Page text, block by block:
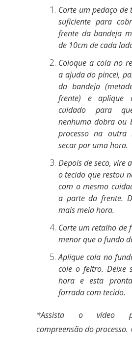
Corte um pedaço de
suficiente para
frente da bandeja
de 10cm de cada
Coloque a cola no
a ajuda do pincel,
da bandeja
frente) e aplique
cuidado para
nenhuma dobra ou
processo na outra
secar por uma hora.
Depois de seco, vire
o tecido que restou
com o mesmo
a parte da frente.
mais meia hora.
Corte um retalho de
menor que o fundo
Aplique cola no
cole o feltro. Deixe
hora e esta
forrada com tecido.
*Assista o vídeo
compreensão do processo.